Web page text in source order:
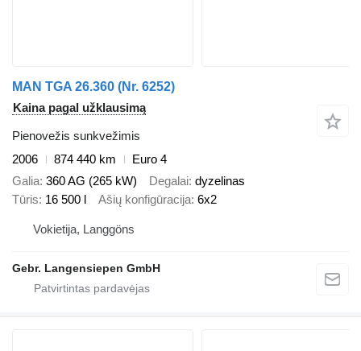
MAN TGA 26.360 (Nr. 6252)
Kaina pagal užklausimą
Pienovežis sunkvežimis
2006
874 440 km
Euro 4
Galia 360 AG (265 kW) Degalai dyzelinas
Tūris 16 500 l Ašių konfigūracija 6x2
Vokietija, Langgöns
Gebr. Langensiepen GmbH